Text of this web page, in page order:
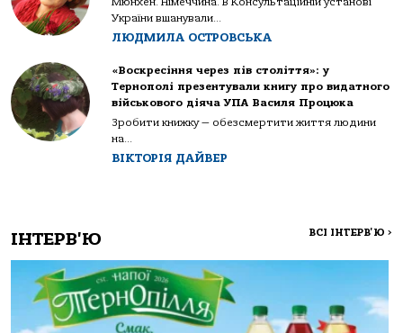
України вшанували...
ЛЮДМИЛА ОСТРОВСЬКА
«Воскресіння через пів століття»: у
Тернополі презентували книгу про видатного
військового діяча УПА Василя Процюка
Зробити книжку — обезсмертити життя людини
на...
ВІКТОРІЯ ДАЙВЕР
ІНТЕРВ'Ю ВСІ ІНТЕРВ'Ю >